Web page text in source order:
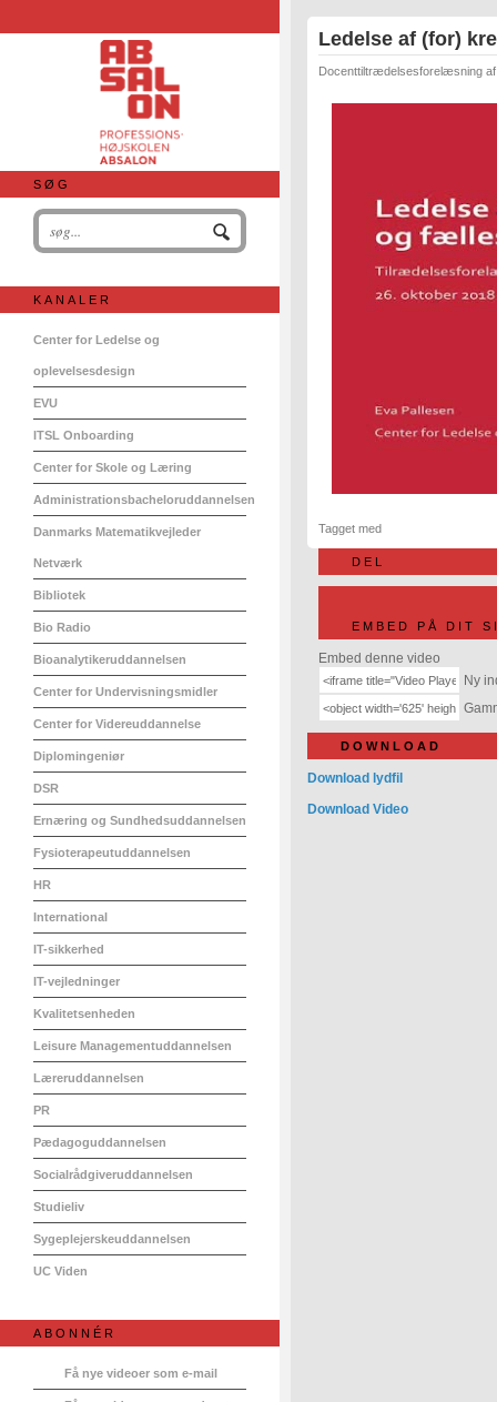
SØG
KANALER
Center for Ledelse og
oplevelsesdesign
EVU
ITSL Onboarding
Center for Skole og Læring
Administrationsbacheloruddannelsen
Danmarks Matematikvejleder
Netværk
Bibliotek
Bio Radio
Bioanalytikeruddannelsen
Center for Undervisningsmidler
Center for Videreuddannelse
Diplomingeniør
DSR
Ernæring og Sundhedsuddannelsen
Fysioterapeutuddannelsen
HR
International
IT-sikkerhed
IT-vejledninger
Kvalitetsenheden
Leisure Managementuddannelsen
Læreruddannelsen
PR
Pædagoguddannelsen
Socialrådgiveruddannelsen
Studieliv
Sygeplejerskeuddannelsen
UC Viden
ABONNÉR
Få nye videoer som e-mail
Ledelse af (for)
Docenttiltrædelsesforelæsning af
Tagget med
DEL
EMBED PÅ DIT
Embed denne video
Ny
DOWNLOAD
Download lydfil
Download Video